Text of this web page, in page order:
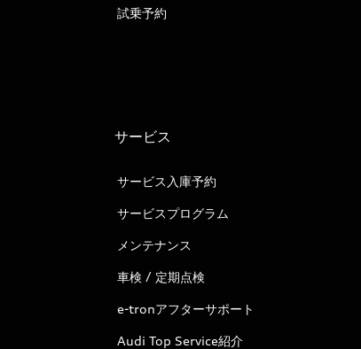
試乗予約
サービス
サービス入庫予約
サービスプログラム
メンテナンス
車検 / 定期点検
e-tronアフターサポート
Audi Top Service紹介